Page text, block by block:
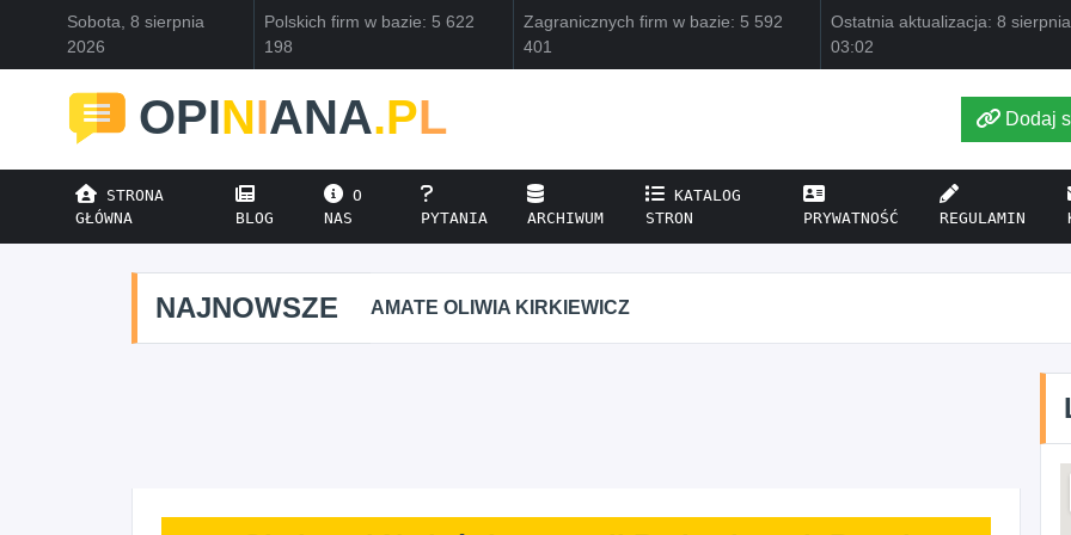
Sobota, 8 sierpnia
2026
Polskich firm w bazie: 5 622
198
Zagranicznych firm w bazie: 5 592
401
Ostatnia aktualizacja: 8
03:02
OPINIANA.PL Dodaj
STRONA
GŁÓWNA
BLOG
O
NAS
PYTANIA ARCHIWUM
KATALOG
STRON
PRYWATNOŚĆ REGULAMIN
NAJNOWSZE AMATE OLIWIA KIRKIEWICZ